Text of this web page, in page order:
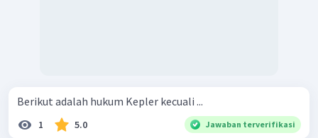
Berikut adalah hukum Kepler kecuali ...
1 5.0 Jawaban terverifikasi